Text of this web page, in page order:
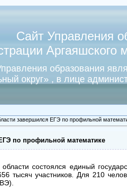
Сайт Управления
Аргаяшского
образования
округ» , в лице
завершился ЕГЭ по профильной
по профильной математике
состоялся единый
тысяч участников. Для 210